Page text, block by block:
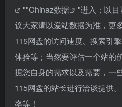
""Chinaz数据
"进入；以
议大家请以爱站数据为准，更
115网盘的访问速度、搜索引
体验等；当然要评估一个站的
据您自身的需求以及需要，一
115网盘的站长进行洽谈提供
率等！